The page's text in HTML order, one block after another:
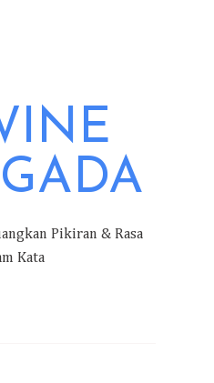
Pikiran & Rasa
Kata